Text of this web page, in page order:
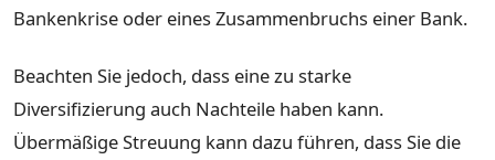
Bankenkrise oder eines Zusammenbruchs einer Bank.
Beachten Sie jedoch, dass eine zu starke
Diversifizierung auch Nachteile haben kann.
Übermäßige Streuung kann dazu führen, dass Sie die